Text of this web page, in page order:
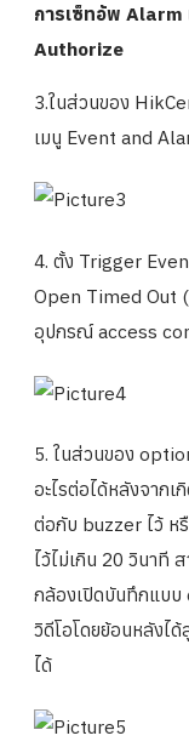
การเซ็ทอัพ Alarm
Authorize
3.ในส่วนของ
เมนู Event and
4. ตั้ง Trigger
Open Timed Out
อุปกรณ์ access
5. ในส่วนของ
อะไรต่อได้หลังจาก
ต่อกับ buzzer ไว้ ห
ไว้ไม่เกิน 20 วินาที
กล้องเปิดบันทึกแบบ
วิดีโอโดยย้อนหลังไ
ได้